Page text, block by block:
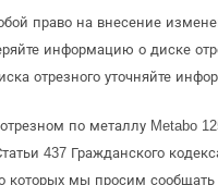
право на внесение
информацию о диске
отрезного уточняйте
по металлу Metabo
437 Гражданского
которых мы просим